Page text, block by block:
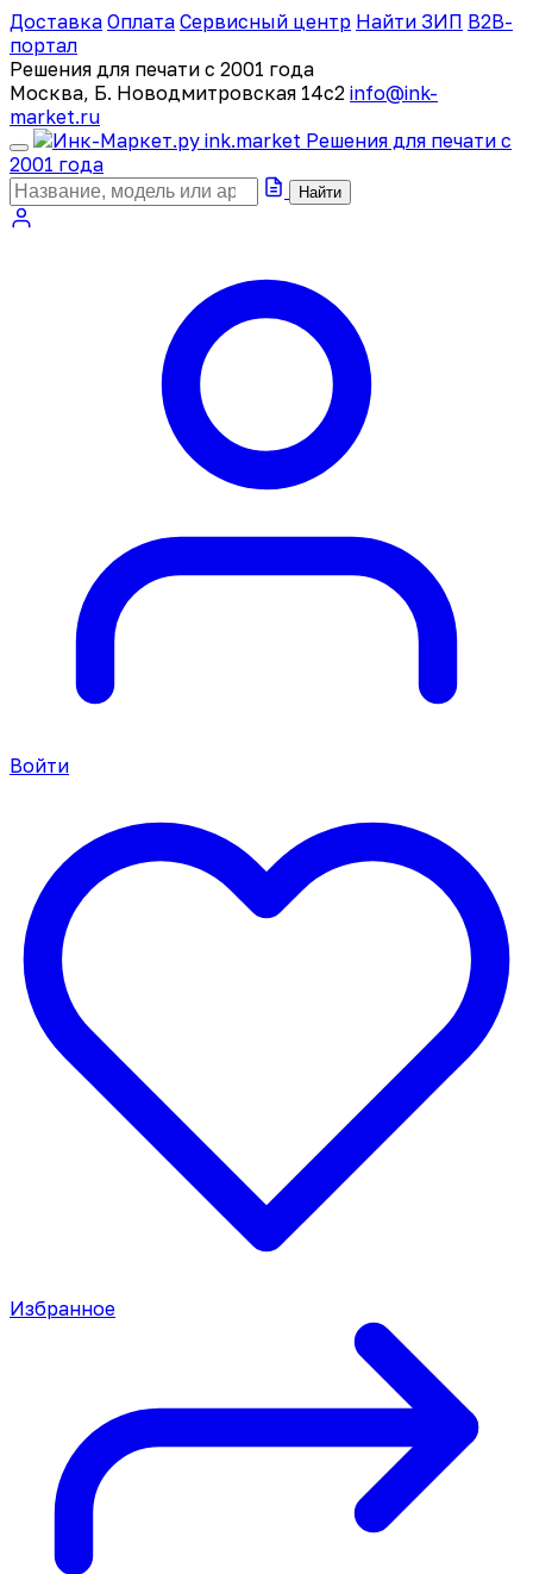
Доставка Оплата Сервисный центр Найти ЗИП B2B-
портал
Решения для печати с 2001 года
Москва, Б. Новодмитровская 14с2 info@ink-
market.ru
ink.market Решения для печати с
2001 года
Найти
Войти
Избранное